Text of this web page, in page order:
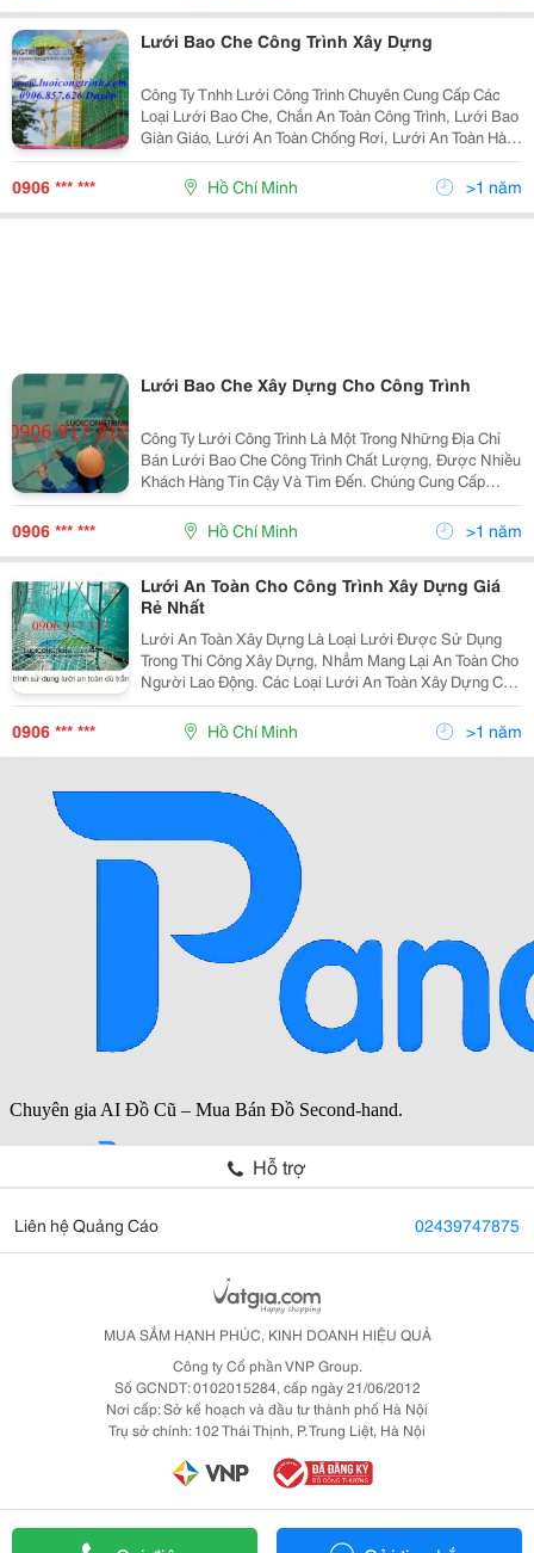
Lưới Bao Che Công Trình Xây Dựng
Công Ty Tnhh Lưới Công Trình Chuyên Cung Cấp Các
Loại Lưới Bao Che, Chắn An Toàn Công Trình, Lưới Bao
Giàn Giáo, Lưới An Toàn Chống Rơi, Lưới An Toàn Hàn
Quốc, Lưới Chắn Bóng Đá, Lưới Golf, Lưới Khung
Thành, Lưới Che Nắng Các Loại. - Chuyên Cun
0906 *** *** Hồ Chí Minh >1 năm
Lưới Bao Che Xây Dựng Cho Công Trình
Công Ty Lưới Công Trình Là Một Trong Những Địa Chỉ
Bán Lưới Bao Che Công Trình Chất Lượng, Được Nhiều
Khách Hàng Tin Cậy Và Tìm Đến. Chúng Cung Cấp
Những Sản Lưới Bao Che Cho Công Trình Xây Dựng
Chất Lượng Cho Bạn Mà Giá Thành Lại Còn Rẻ Và
Cạnh Tran
0906 *** *** Hồ Chí Minh >1 năm
Lưới An Toàn Cho Công Trình Xây Dựng Giá
Rẻ Nhất
Lưới An Toàn Xây Dựng Là Loại Lưới Được Sử Dụng
Trong Thi Công Xây Dựng, Nhẳm Mang Lại An Toàn Cho
Người Lao Động. Các Loại Lưới An Toàn Xây Dựng Có
Nhiều Mẫu Mã Và Công Dụng . Công Ty Lưới Công Trình
Chuyên Cung Cấp Các Loại Lưới Xây Dựng, Lướ
0906 *** *** Hồ Chí Minh >1 năm
Hỗ trợ
Liên hệ Quảng Cáo 02439747875
MUA SẮM HẠNH PHÚC, KINH DOANH HIỆU QUẢ
Công ty Cổ phần VNP Group.
Số GCNDT: 0102015284, cấp ngày 21/06/2012
Nơi cấp: Sở kế hoạch và đầu tư thành phố Hà Nội
Trụ sở chính: 102 Thái Thịnh, P. Trung Liệt, Hà Nội